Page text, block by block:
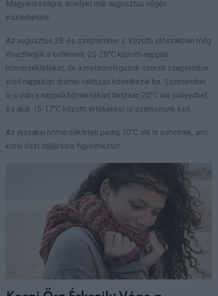
Magyarországra, amelyet már augusztus végén
észlelhetünk.
Az augusztus 28. és szeptember 2. közötti időszakban még
élvezhetjük a kellemes, 25-28°C közötti nappali
hőmérsékleteket, de a meteorológusok szerint szeptember
első napjaiban drámai változás következik be. Szeptember
6-a után a nappali hőmérséklet tartósan 20°C alá süllyedhet,
és akár 15-17°C közötti értékekkel is számolnunk kell.
Az éjszakai hőmérsékletek pedig 10°C alá is eshetnek, ami
korai őszi időjárásra figyelmeztet.